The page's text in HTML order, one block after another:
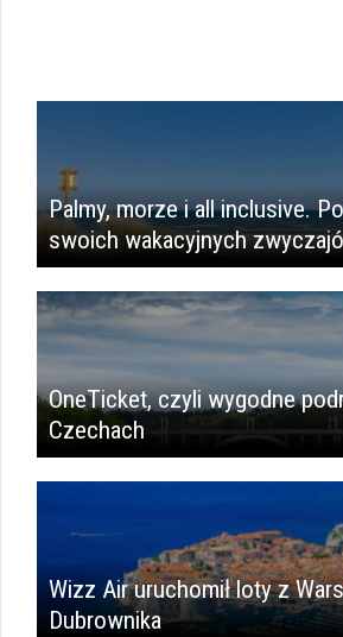
Palmy, morze i all inclusive.
swoich wakacyjnych
OneTicket, czyli wygodne
Czechach
Wizz Air uruchomił loty z
Dubrownika